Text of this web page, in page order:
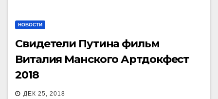
НОВОСТИ
Свидетели Путина фильм
Виталия Манского Артдокфест
2018
ДЕК 25, 2018